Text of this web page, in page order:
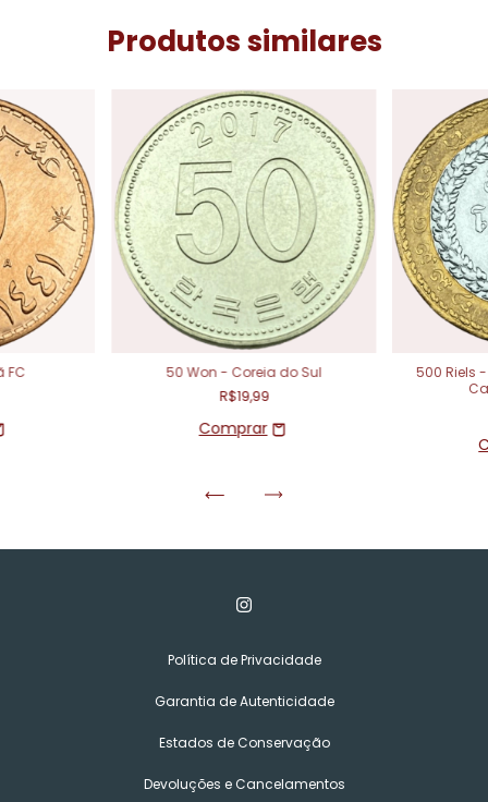
Produtos similares
FC
50 Won - Coreia do Sul
R$19,99
500 Riels
Política de Privacidade
Garantia de Autenticidade
Estados de Conservação
Devoluções e Cancelamentos